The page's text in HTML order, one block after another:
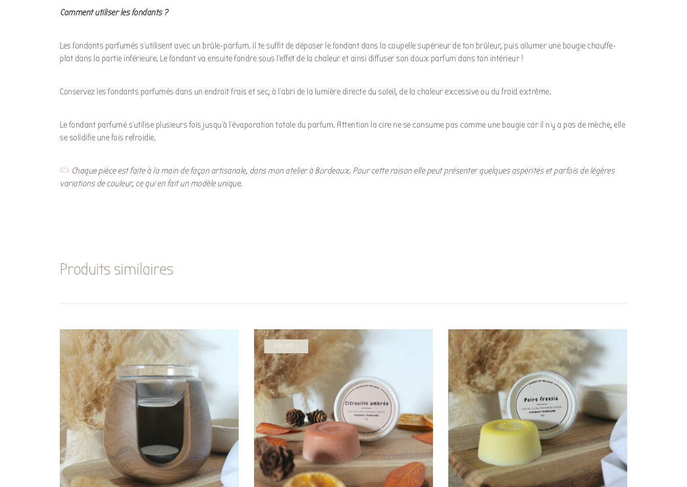
Comment utiliser les fondants ?
Les fondants parfumés s’utilisent avec un brûle-parfum. Il te suffit de déposer le fondant dans la coupelle supérieur de ton brûleur, puis allumer une bougie chauffe-
plat dans la partie inférieure. Le fondant va ensuite fondre sous l’effet de la chaleur et ainsi diffuser son doux parfum dans ton intérieur !
Conservez les fondants parfumés dans un endroit frais et sec, à l’abri de la lumière directe du soleil, de la chaleur excessive ou du froid extrême.
Le fondant parfumé s’utilise plusieurs fois jusqu’à l’évaporation totale du parfum. Attention la cire ne se consume pas comme une bougie car il n’y a pas de mèche, elle
se solidifie une fois refroidie.
Chaque pièce est faite à la main de façon artisanale, dans mon atelier à Bordeaux. Pour cette raison elle peut présenter quelques aspérités et parfois de légères
variations de couleur, ce qui en fait un modèle unique.
Produits similaires
PROMO !